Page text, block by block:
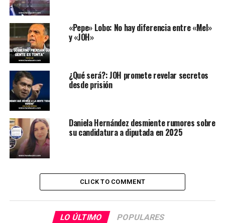
«Pepe» Lobo: No hay diferencia entre «Mel»
y «JOH»
¿Qué será?: JOH promete revelar secretos
desde prisión
Daniela Hernández desmiente rumores sobre
su candidatura a diputada en 2025
CLICK TO COMMENT
LO ÚLTIMO POPULARES